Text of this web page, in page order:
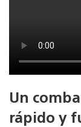
Un
rápido y